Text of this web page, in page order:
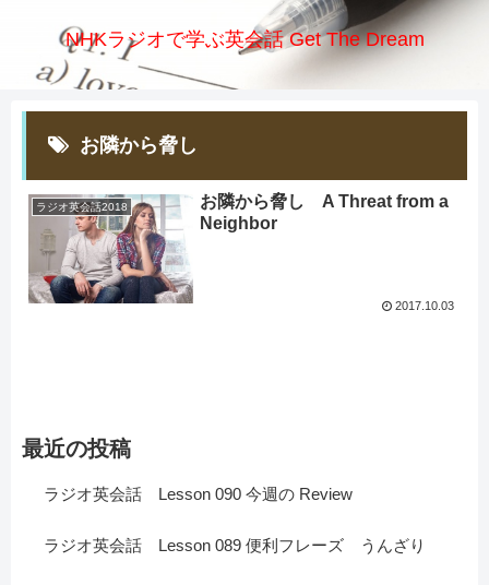
NHKラジオで学ぶ英会話 Get The Dream
お隣から脅し
ラジオ英会話2018
お隣から脅し A Threat from a
Neighbor
2017.10.03
最近の投稿
ラジオ英会話 Lesson 090 今週の Review
ラジオ英会話 Lesson 089 便利フレーズ うんざり